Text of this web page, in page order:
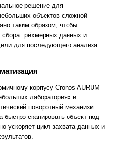
решение для
объектов сложной
таким образом, чтобы
сбора трёхмерных данных и
для последующего анализа
корпусу Cronos AURUM
лабораториях и
поворотный механизм
быстро сканировать объект под
ускоряет цикл захвата данных и